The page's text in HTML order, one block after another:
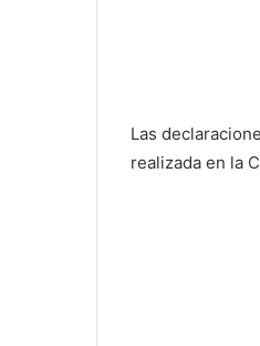
Las
realizada en la